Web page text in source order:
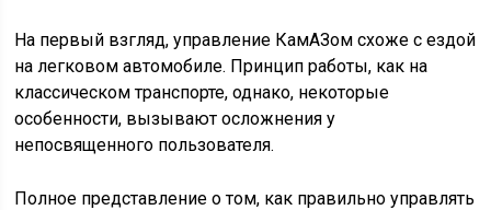
На первый взгляд, управление КамАЗом схоже с ездой
на легковом автомобиле. Принцип работы, как на
классическом транспорте, однако, некоторые
особенности, вызывают осложнения у
непосвященного пользователя.
Полное представление о том, как правильно управлять